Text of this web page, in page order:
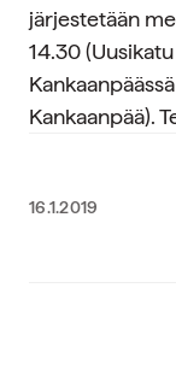
järjestetään
14.30
Kankaanpää).
16.1.2019